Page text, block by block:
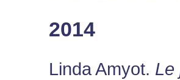
2014
Linda Amyot. Le